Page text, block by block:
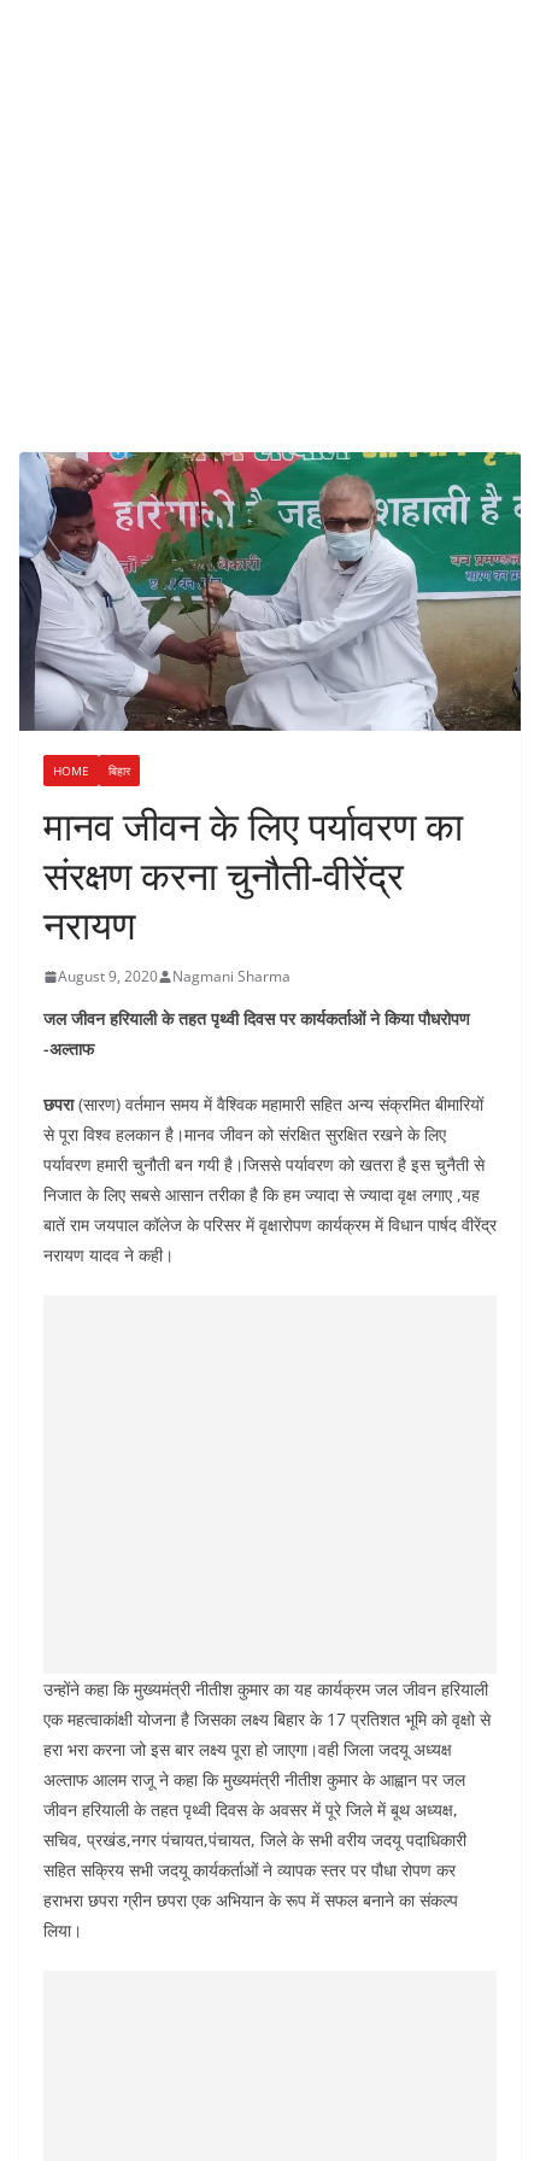
HOME बिहार
मानव जीवन के लिए पर्यावरण का
संरक्षण करना चुनौती-वीरेंद्र
नरायण
August 9, 2020 Nagmani Sharma
जल जीवन हरियाली के तहत पृथ्वी दिवस पर कार्यकर्ताओं ने किया पौधरोपण
-अल्ताफ
छपरा(सारण) वर्तमान समय में वैश्विक महामारी सहित अन्य संक्रमित बीमारियों
से पूरा विश्व हलकान है।मानव जीवन को संरक्षित सुरक्षित रखने के लिए
पर्यावरण हमारी चुनौती बन गयी है।जिससे पर्यावरण को खतरा है इस चुनैती से
निजात के लिए सबसे आसान तरीका है कि हम ज्यादा से ज्यादा वृक्ष लगाए ,यह
बातें राम जयपाल कॉलेज के परिसर में वृक्षारोपण कार्यक्रम में विधान पार्षद वीरेंद्र
नरायण यादव ने कही।
उन्होंने कहा कि मुख्यमंत्री नीतीश कुमार का यह कार्यक्रम जल जीवन हरियाली
एक महत्वाकांक्षी योजना है जिसका लक्ष्य बिहार के 17 प्रतिशत भूमि को वृक्षो से
हरा भरा करना जो इस बार लक्ष्य पूरा हो जाएगा।वही जिला जदयू अध्यक्ष
अल्ताफ आलम राजू ने कहा कि मुख्यमंत्री नीतीश कुमार के आह्वान पर जल
जीवन हरियाली के तहत पृथ्वी दिवस के अवसर में पूरे जिले में बूथ अध्यक्ष,
सचिव, प्रखंड,नगर पंचायत,पंचायत, जिले के सभी वरीय जदयू पदाधिकारी
सहित सक्रिय सभी जदयू कार्यकर्ताओं ने व्यापक स्तर पर पौधा रोपण कर
हराभरा छपरा ग्रीन छपरा एक अभियान के रूप में सफल बनाने का संकल्प
लिया।